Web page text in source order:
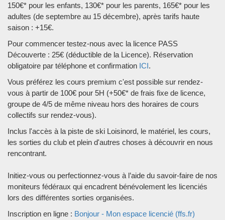
150€* pour les enfants, 130€* pour les parents, 165€* pour les
adultes (de septembre au 15 décembre), après tarifs haute
saison : +15€.
Pour commencer testez-nous avec la licence PASS
Découverte : 25€ (déductible de la Licence). Réservation
obligatoire par téléphone et confirmation ICI.
Vous préférez les cours premium c'est possible sur rendez-
vous à partir de 100€ pour 5H (+50€* de frais fixe de licence,
groupe de 4/5 de même niveau hors des horaires de cours
collectifs sur rendez-vous).
Inclus l'accès à la piste de ski Loisinord, le matériel, les cours,
les sorties du club et plein d'autres choses à découvrir en nous
rencontrant.
Initiez-vous ou perfectionnez-vous à l’aide du savoir-faire de nos
moniteurs fédéraux qui encadrent bénévolement les licenciés
lors des différentes sorties organisées.
Inscription en ligne : Bonjour - Mon espace licencié (ffs.fr)